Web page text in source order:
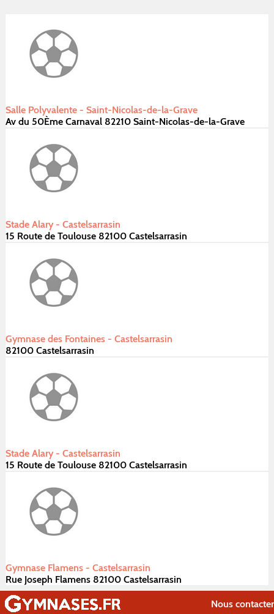
Salle Polyvalente - Saint-Nicolas-de-la-Grave
Av du 50Ème Carnaval 82210 Saint-Nicolas-de-la-Grave
Stade Alary - Castelsarrasin
15 Route de Toulouse 82100 Castelsarrasin
Gymnase des Fontaines - Castelsarrasin
82100 Castelsarrasin
Stade Alary - Castelsarrasin
15 Route de Toulouse 82100 Castelsarrasin
Gymnase Flamens - Castelsarrasin
Rue Joseph Flamens 82100 Castelsarrasin
Nous contacter